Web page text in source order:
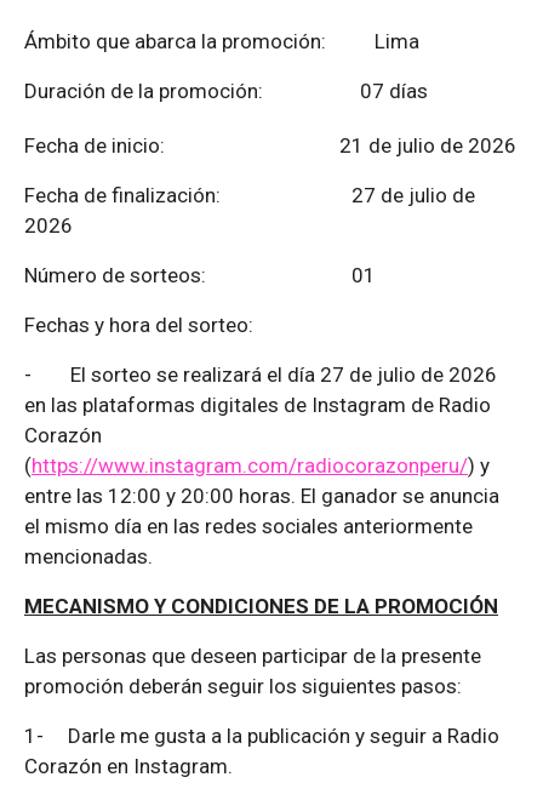
Ámbito que abarca la promoción: Lima
Duración de la promoción: 07 días
Fecha de inicio: 21 de julio de 2026
Fecha de finalización:
27 de julio de
2026
Número de sorteos: 01
Fechas y hora del sorteo:
- El sorteo se realizará el día 27 de julio de 2026
en las plataformas digitales de Instagram de Radio
Corazón
(https://www.instagram.com/radiocorazonperu/) y
entre las 12:00 y 20:00 horas. El ganador se anuncia
el mismo día en las redes sociales anteriormente
mencionadas.
MECANISMO Y CONDICIONES DE LA PROMOCIÓN
Las personas que deseen participar de la presente
promoción deberán seguir los siguientes pasos:
1- Darle me gusta a la publicación y seguir a Radio
Corazón en Instagram.